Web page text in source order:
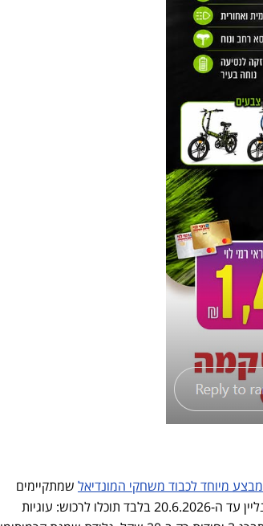
מבצע מיוחד לכבוד משחקי המונדיאל שמתקיימים
אלו. בין המוצרים שנמכרים בהנחות באמצעות הזמנות באונליין עד ה-20.6.2026 בלבד תוכלו לרכוש: עוגיות